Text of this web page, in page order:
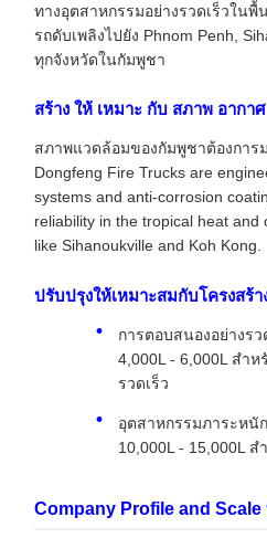
ทางอุตสาหกรรมอย่างรวดเร็วใน
รถดับเพลิงไปยัง Phnom Penh,
ทุกจังหวัดในกัมพูชา
สร้าง ให้ เหมาะ กับ สภาพ อากา
สภาพแวดล้อมของกัมพูชาต้องการ
Dongfeng Fire Trucks are
systems and anti-corrosion
reliability in the tropical heat and
like Sihanoukville and Koh Kong.
ปรับปรุงให้เหมาะสมกับโครงสร้
การตอบสนองอย่างร
4,000L - 6,000L สําห
รวดเร็ว
อุตสาหกรรมภาระหนั
10,000L - 15,000L
Company Profile and